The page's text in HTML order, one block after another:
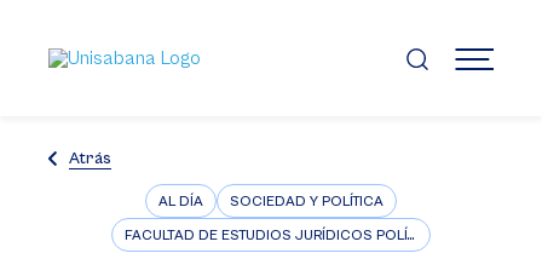
contenido
principal
MENÚ
Atrás
AL DÍA SOCIEDAD Y POLÍTICA
FACULTAD DE ESTUDIOS JURÍDICOS POLÍTICOS E INTERNACIONALES